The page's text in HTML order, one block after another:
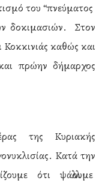
του “πνεύματος
δοκιμασιών. Στον
καθώς και
πρώην δήμαρχος
της Κυριακής
Κατά την
ότι ψάλλουμε